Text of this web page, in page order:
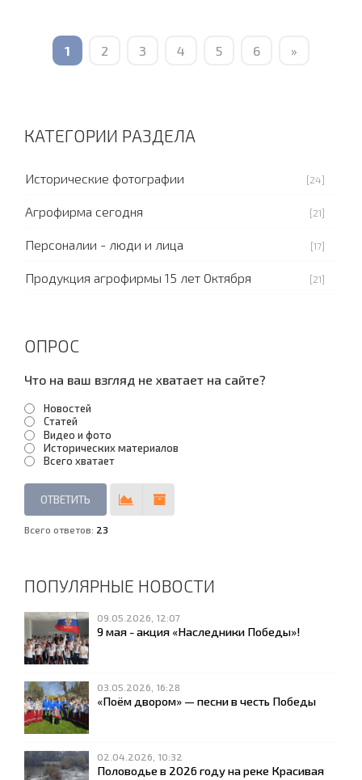
1 2 3 4 5 6 »
КАТЕГОРИИ РАЗДЕЛА
Исторические фотографии [24]
Агрофирма сегодня [21]
Персоналии - люди и лица [17]
Продукция агрофирмы 15 лет Октября [21]
ОПРОС
Что на ваш взгляд не хватает на сайте?
Новостей
Статей
Видео и фото
Исторических материалов
Всего хватает
Всего ответов: 23
ПОПУЛЯРНЫЕ НОВОСТИ
09.05.2026, 12:07
9 мая - акция «Наследники Победы»!
03.05.2026, 16:28
«Поём двором» — песни в честь Победы
02.04.2026, 10:32
Половодье в 2026 году на реке Красивая